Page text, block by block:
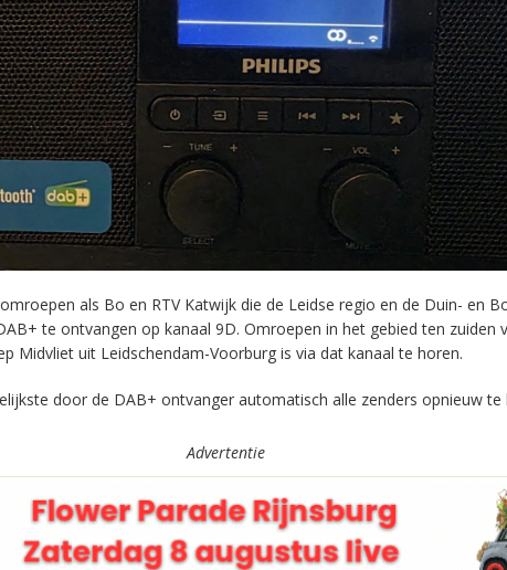
als Bo en RTV Katwijk die de Leidse regio en de Duin- en
te ontvangen op kanaal 9D. Omroepen in het gebied ten zuiden
Midvliet uit Leidschendam-Voorburg is via dat kanaal te horen.
door de DAB+ ontvanger automatisch alle zenders opnieuw te
Advertentie